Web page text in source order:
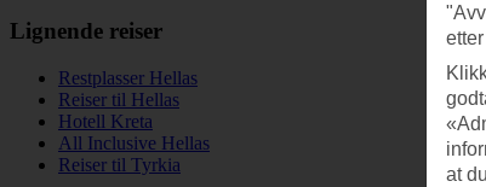
Lignende reiser
Restplasser Hellas
Reiser til Hellas
Hotell Kreta
All Inclusive Hellas
Reiser til Tyrkia
at